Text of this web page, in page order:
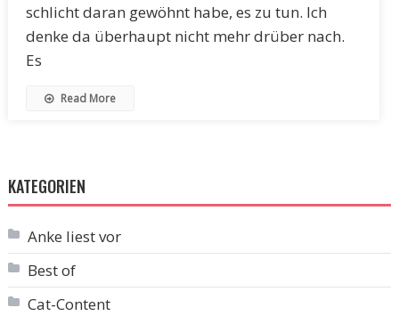
schlicht daran gewöhnt habe, es zu tun. Ich
denke da überhaupt nicht mehr drüber nach.
Es
Read More
KATEGORIEN
Anke liest vor
Best of
Cat-Content